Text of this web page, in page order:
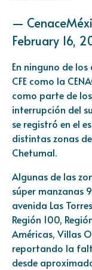
—
February 16,
En ninguno de
CFE como la
como parte de
interrupción del
se registró en el
distintas zonas
Chetumal.
Algunas de las
súper manzanas
avenida Las
Región 100,
Américas, Villas
reportando la
desde